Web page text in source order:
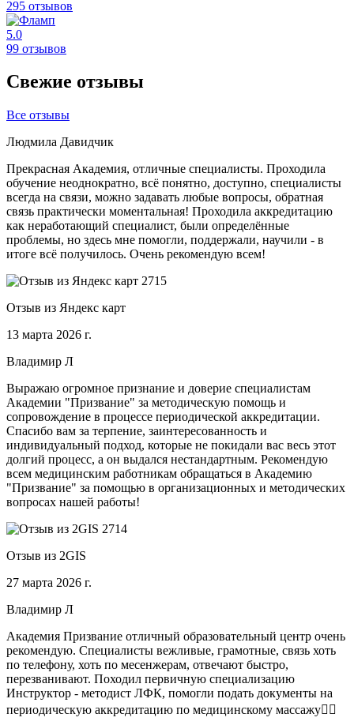
295 отзывов
5.0
99 отзывов
Свежие отзывы
Все отзывы
Людмила Давидчик
Прекрасная Академия, отличные специалисты. Проходила
обучение неоднократно, всё понятно, доступно, специалисты
всегда на связи, можно задавать любые вопросы, обратная
связь практически моментальная! Проходила аккредитацию
как неработающий специалист, были определённые
проблемы, но здесь мне помогли, поддержали, научили - в
итоге всё получилось. Очень рекомендую всем!
Отзыв из Яндекс карт
13 марта 2026 г.
Владимир Л
Выражаю огромное признание и доверие специалистам
Академии "Призвание" за методическую помощь и
сопровождение в процессе периодической аккредитации.
Спасибо вам за терпение, заинтересованность и
индивидуальный подход, которые не покидали вас весь этот
долгий процесс, а он выдался нестандартным. Рекомендую
всем медицинским работникам обращаться в Академию
"Призвание" за помощью в организационных и методических
вопросах нашей работы!
Отзыв из 2GIS
27 марта 2026 г.
Владимир Л
Академия Призвание отличный образовательный центр очень
рекомендую. Специалисты вежливые, грамотные, связь хоть
по телефону, хоть по месенжерам, отвечают быстро,
перезванивают. Походил первичную специализацию
Инструктор - методист ЛФК, помогли подать документы на
периодическую аккредитацию по медицинскому массажу🧑‍⚕️